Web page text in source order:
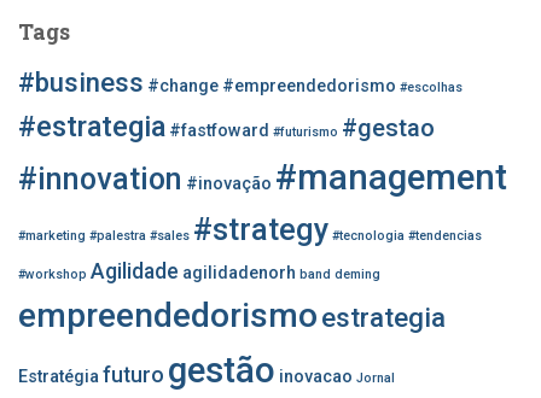
a
r
o
Tags
#business #change #empreendedorismo #escolhas
#estrategia #fastfoward #futurismo #gestao
#innovation #inovação #management
#marketing #palestra #sales #strategy #tecnologia #tendencias
#workshop Agilidade agilidadenorh band deming
empreendedorismoestrategia
Estratégiafuturo gestão inovacao Jornal